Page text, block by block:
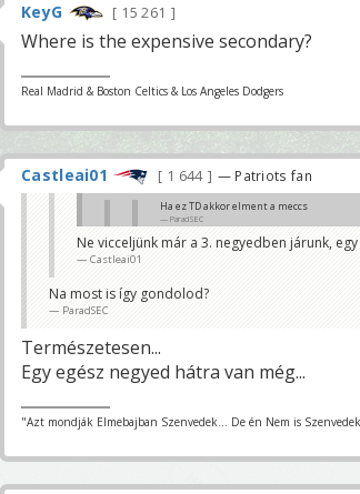
KeyG 15 261
Where is the expensive secondary?
Real Madrid & Boston Celtics & Los Angeles Dodgers
Castleai01 1 644 — Patriots fan
Ha ez TD akkor elment a meccs
ParadSEC
TD
El is ment.
Imitheking
Ne vicceljünk már a 3. negyedben járunk,
Castleai01
Na most is így gondolod?
ParadSEC
Természetesen...
Egy egész negyed hátra van még...
"Azt mondják Elmebajban Szenvedek... De én Nem is